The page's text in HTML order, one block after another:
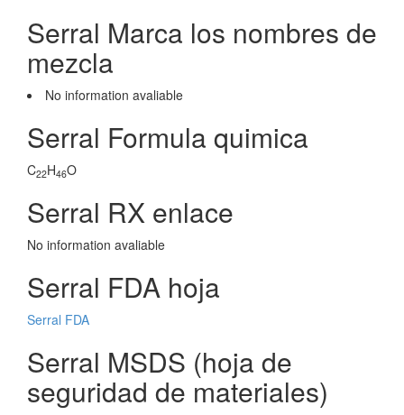
Serral Marca los nombres de
mezcla
No information avaliable
Serral Formula quimica
C22H46O
Serral RX enlace
No information avaliable
Serral FDA hoja
Serral FDA
Serral MSDS (hoja de
seguridad de materiales)